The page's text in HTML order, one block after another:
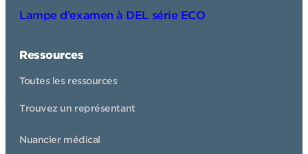
Lampe d’examen à DEL série ECO
Ressources
Toutes les ressources
Trouvez un représentant
Nuancier médical